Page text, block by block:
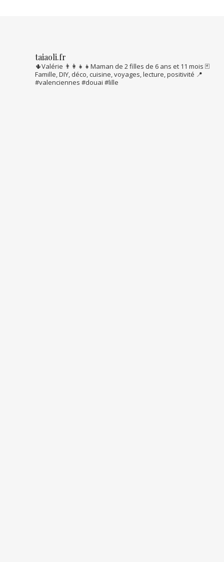
taiaoli.fr
🌵Valérie 👨‍👩‍👧‍👧Maman de 2 filles de 6 ans et 11 mois 🃏
Famille, DIY, déco, cuisine, voyages, lecture, positivité 📍
#valenciennes #douai #lille